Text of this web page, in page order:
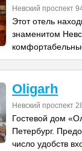
Невский проспект
Этот отель
знаменитом
Oligarh
Невский проспект
Гостевой дом
Петербург.
число удобств